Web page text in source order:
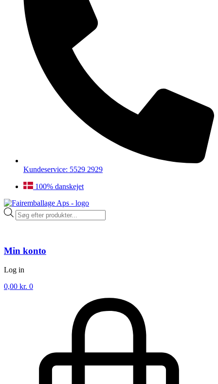
Kundeservice: 5529 2929
100% danskejet
Products
search
Min konto
Log in
0,00 kr. 0